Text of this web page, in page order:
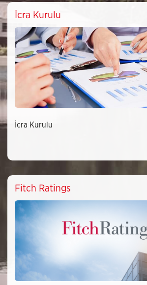
İcra Kurulu
İcra Kurulu
Fitch Ratings